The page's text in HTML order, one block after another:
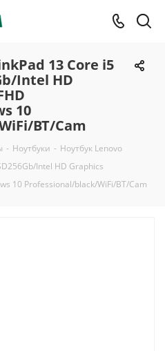
13 Core i5
Intel HD
10
BT/Cam
- Ноутбуки - Ноутбук Lenovo
Intel HD Graphics
10 Professional/black/WiFi/BT/Cam